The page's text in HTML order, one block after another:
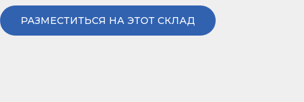
РАЗМЕСТИТЬСЯ НА ЭТОТ СКЛАД